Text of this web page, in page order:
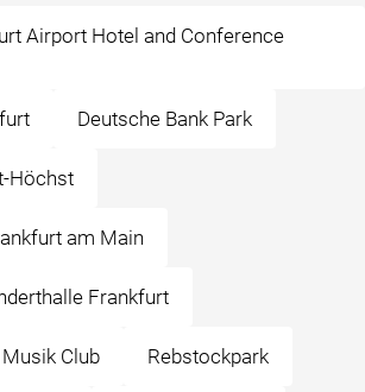
Airport Hotel and Conference
Deutsche Bank Park
Höchst
am Main
Frankfurt
Musik Club Rebstockpark